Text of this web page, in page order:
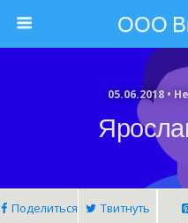
ООО
05.06.2018 •
Поделиться Твитнуть